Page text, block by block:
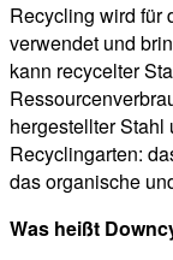
Recycling wird für
verwendet und
kann recycelter
hergestellter Stahl
Recyclingarten:
das organische
Was heißt